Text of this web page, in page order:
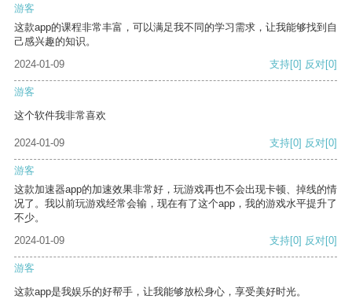
游客
这款app的课程非常丰富，可以满足我不同的学习需求，让我能够找到自
己感兴趣的知识。
2024-01-09
支持[0] 反对[0]
游客
这个软件我非常喜欢
2024-01-09 支持[0] 反对[0]
游客
这款加速器app的加速效果非常好，玩游戏再也不会出现卡顿、掉线的情
况了。我以前玩游戏经常会输，现在有了这个app，我的游戏水平提升了
不少。
2024-01-09
支持[0] 反对[0]
游客
这款app是我娱乐的好帮手，让我能够放松身心，享受美好时光。